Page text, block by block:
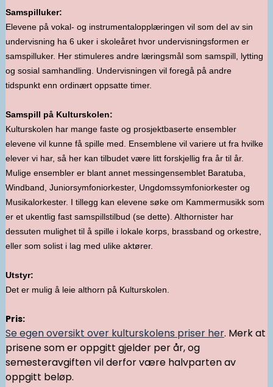
Samspilluker:
Elevene på vokal- og instrumentalopplæringen vil som del av sin
undervisning ha 6 uker i skoleåret hvor undervisningsformen er
samspilluker. Her stimuleres andre læringsmål som samspill, lytting
og sosial samhandling. Undervisningen vil foregå på andre
tidspunkt enn ordinært oppsatte timer.
Samspill på Kulturskolen:
Kulturskolen har mange faste og prosjektbaserte ensembler
elevene vil kunne få spille med. Ensemblene vil variere ut fra hvilke
elever vi har, så her kan tilbudet være litt forskjellig fra år til år.
Mulige ensembler er blant annet messingensemblet Baratuba,
Windband, Juniorsymfoniorkester, Ungdomssymfoniorkester og
Musikalorkester. I tillegg kan elevene søke om Kammermusikk som
er et ukentlig fast samspillstilbud (se dette). Althornister har
dessuten mulighet til å spille i lokale korps, brassband og orkestre,
eller som solist i lag med ulike aktører.
Utstyr:
Det er mulig å leie althorn på Kulturskolen.
Pris:
Se egen oversikt over kulturskolens priser her. Merk at
prisene som er oppgitt gjelder per år, og
semesteravgiften vil derfor være halvparten av
oppgitt beløp.